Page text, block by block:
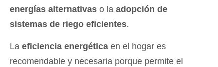
energías alternativas o la adopción de
sistemas de riego eficientes.
La eficiencia energética en el hogar es
recomendable y necesaria porque permite el